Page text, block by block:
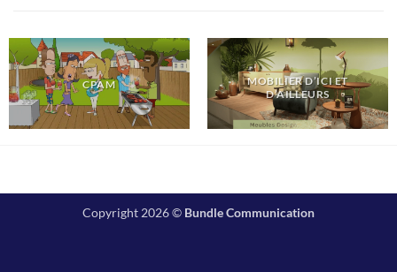
CPAM
MOBILIER D’ICI ET
D’AILLEURS
Copyright 2026 © Bundle Communication